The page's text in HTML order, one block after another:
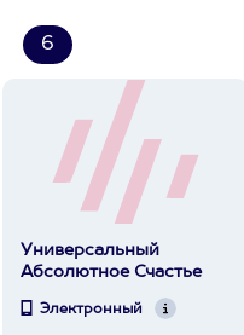
6
Универсальный
Абсолютное Счастье
Электронный